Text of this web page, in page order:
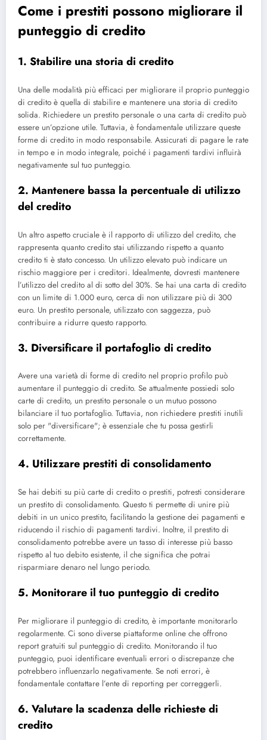
Come i prestiti possono migliorare il
punteggio di credito
1. Stabilire una storia di credito
Una delle modalità più efficaci per migliorare il proprio punteggio
di credito è quella di stabilire e mantenere una storia di credito
solida. Richiedere un prestito personale o una carta di credito può
essere un’opzione utile. Tuttavia, è fondamentale utilizzare queste
forme di credito in modo responsabile. Assicurati di pagare le rate
in tempo e in modo integrale, poiché i pagamenti tardivi influirà
negativamente sul tuo punteggio.
2. Mantenere bassa la percentuale di utilizzo
del credito
Un altro aspetto cruciale è il rapporto di utilizzo del credito, che
rappresenta quanto credito stai utilizzando rispetto a quanto
credito ti è stato concesso. Un utilizzo elevato può indicare un
rischio maggiore per i creditori. Idealmente, dovresti mantenere
l’utilizzo del credito al di sotto del 30%. Se hai una carta di credito
con un limite di 1.000 euro, cerca di non utilizzare più di 300
euro. Un prestito personale, utilizzato con saggezza, può
contribuire a ridurre questo rapporto.
3. Diversificare il portafoglio di credito
Avere una varietà di forme di credito nel proprio profilo può
aumentare il punteggio di credito. Se attualmente possiedi solo
carte di credito, un prestito personale o un mutuo possono
bilanciare il tuo portafoglio. Tuttavia, non richiedere prestiti inutili
solo per "diversificare"; è essenziale che tu possa gestirli
correttamente.
4. Utilizzare prestiti di consolidamento
Se hai debiti su più carte di credito o prestiti, potresti considerare
un prestito di consolidamento. Questo ti permette di unire più
debiti in un unico prestito, facilitando la gestione dei pagamenti e
riducendo il rischio di pagamenti tardivi. Inoltre, il prestito di
consolidamento potrebbe avere un tasso di interesse più basso
rispetto al tuo debito esistente, il che significa che potrai
risparmiare denaro nel lungo periodo.
5. Monitorare il tuo punteggio di credito
Per migliorare il punteggio di credito, è importante monitorarlo
regolarmente. Ci sono diverse piattaforme online che offrono
report gratuiti sul punteggio di credito. Monitorando il tuo
punteggio, puoi identificare eventuali errori o discrepanze che
potrebbero influenzarlo negativamente. Se noti errori, è
fondamentale contattare l’ente di reporting per correggerli.
6. Valutare la scadenza delle richieste di
credito